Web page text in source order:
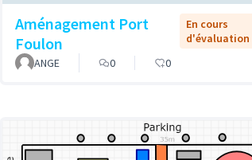
Aménagement Port
Foulon
En cours
d'évaluation
ANGE
0 0